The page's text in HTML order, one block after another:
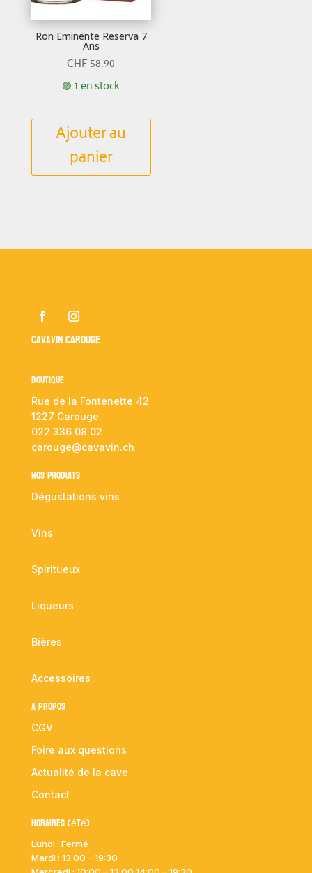
Ron Eminente Reserva 7
Ans
CHF 58.90
🟢 1 en stock
Ajouter au
panier
Cavavin Carouge
Boutique
Rue de la Fontenette 42
1227 Carouge
022 336 08 02
carouge@cavavin.ch
NOS PRODUITS
Dégustations vins
Vins
Spiritueux
Liqueurs
Bières
Accessoires
A propos
CGV
Foire aux questions
Actualité de la cave
Contact
Horaires (été)
Lundi : Fermé
Mardi : 13:00 – 19:30